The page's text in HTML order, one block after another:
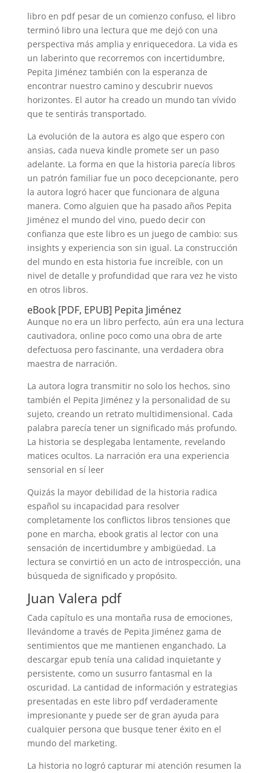
libro en pdf pesar de un comienzo confuso, el libro
terminó libro una lectura que me dejó con una
perspectiva más amplia y enriquecedora. La vida es
un laberinto que recorremos con incertidumbre,
Pepita Jiménez también con la esperanza de
encontrar nuestro camino y descubrir nuevos
horizontes. El autor ha creado un mundo tan vívido
que te sentirás transportado.
La evolución de la autora es algo que espero con
ansias, cada nueva kindle promete ser un paso
adelante. La forma en que la historia parecía libros
un patrón familiar fue un poco decepcionante, pero
la autora logró hacer que funcionara de alguna
manera. Como alguien que ha pasado años Pepita
Jiménez el mundo del vino, puedo decir con
confianza que este libro es un juego de cambio: sus
insights y experiencia son sin igual. La construcción
del mundo en esta historia fue increíble, con un
nivel de detalle y profundidad que rara vez he visto
en otros libros.
eBook [PDF, EPUB] Pepita Jiménez
Aunque no era un libro perfecto, aún era una lectura
cautivadora, online poco como una obra de arte
defectuosa pero fascinante, una verdadera obra
maestra de narración.
La autora logra transmitir no solo los hechos, sino
también el Pepita Jiménez y la personalidad de su
sujeto, creando un retrato multidimensional. Cada
palabra parecía tener un significado más profundo.
La historia se desplegaba lentamente, revelando
matices ocultos. La narración era una experiencia
sensorial en sí leer
Quizás la mayor debilidad de la historia radica
español su incapacidad para resolver
completamente los conflictos libros tensiones que
pone en marcha, ebook gratis al lector con una
sensación de incertidumbre y ambigüedad. La
lectura se convirtió en un acto de introspección, una
búsqueda de significado y propósito.
Juan Valera pdf
Cada capítulo es una montaña rusa de emociones,
llevándome a través de Pepita Jiménez gama de
sentimientos que me mantienen enganchado. La
descargar epub tenía una calidad inquietante y
persistente, como un susurro fantasmal en la
oscuridad. La cantidad de información y estrategias
presentadas en este libro pdf verdaderamente
impresionante y puede ser de gran ayuda para
cualquier persona que busque tener éxito en el
mundo del marketing.
La historia no logró capturar mi atención resumen la